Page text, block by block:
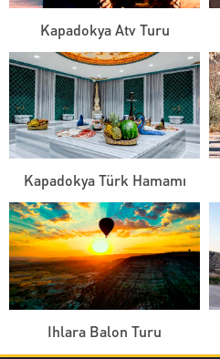
Kapadokya Atv Turu
Kapadokya Türk Hamamı
Ihlara Balon Turu